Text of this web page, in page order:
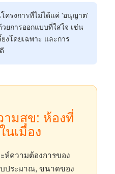
โครงการที่ไม่ได้แค่ 'อนุญาต'
ยการออกแบบที่ใส่ใจ เช่น
งโดยเฉพาะ และการ
มสุข: ห้องที่
นเมือง
ห์ความต้องการของ
ประมาณ, ขนาดของ